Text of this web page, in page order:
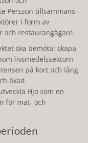
Persson tillsammans
i form av
och restaurangägare.
ska bemöta: skapa
livsmedelssektorn
på kort och lång
ökad
Hjo som en
för mat- och